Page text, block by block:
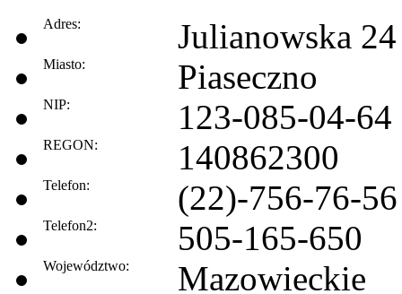
Adres: Julianowska 24
Miasto: Piaseczno
NIP: 123-085-04-64
REGON: 140862300
Telefon: (22)-756-76-56
Telefon2: 505-165-650
Województwo: Mazowieckie